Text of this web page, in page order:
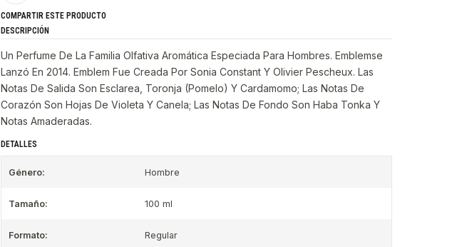
COMPARTIR ESTE PRODUCTO
DESCRIPCIÓN
Un Perfume De La Familia Olfativa Aromática Especiada Para Hombres. Emblemse
Lanzó En 2014. Emblem Fue Creada Por Sonia Constant Y Olivier Pescheux. Las
Notas De Salida Son Esclarea, Toronja (Pomelo) Y Cardamomo; Las Notas De
Corazón Son Hojas De Violeta Y Canela; Las Notas De Fondo Son Haba Tonka Y
Notas Amaderadas.
DETALLES
Género: Hombre
Tamaño: 100 ml
Formato: Regular